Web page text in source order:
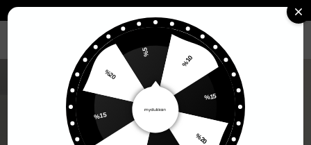
Kadın Alt Giyim Puantiyeli Mini
%5
%10
%15
%15
%20